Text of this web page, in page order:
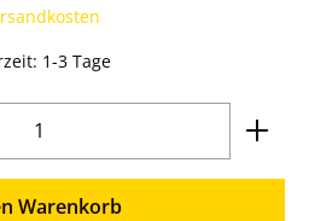
1-3 Tage
Gib den gewünschten
Warenkorb